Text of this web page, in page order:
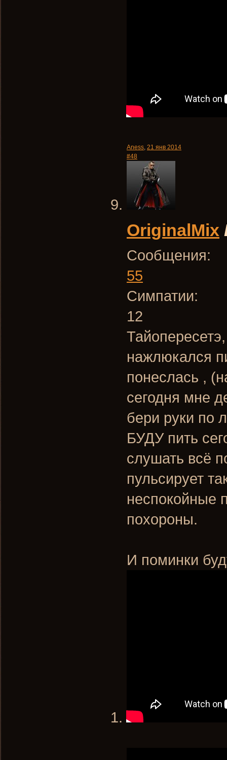
Aness, 21 янв 2014
#48
OriginalMix
Сообщения:
55
Симпатии:
12
нажлюкался
понеслась ,
сегодня мне
бери руки по
БУДУ пить
слушать всё
пульсирует
неспокойные
похороны.
И поминки